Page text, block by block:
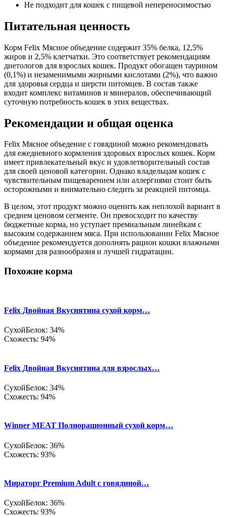
Не подходит для кошек с пищевой непереносимостью
Питательная ценность
Корм Felix Мясное объедение содержит 35% белка, 12,5%
жиров и 2,5% клетчатки. Это соответствует рекомендациям
диетологов для взрослых кошек. Продукт обогащен таурином
(0,1%) и незаменимыми жирными кислотами (2%), что важно
для здоровья сердца и шерсти питомцев. В состав также
входит комплекс витаминов и минералов, обеспечивающий
суточную потребность кошек в этих веществах.
Рекомендации и общая оценка
Felix Мясное объедение с говядиной можно рекомендовать
для ежедневного кормления здоровых взрослых кошек. Корм
имеет привлекательный вкус и удовлетворительный состав
для своей ценовой категории. Однако владельцам кошек с
чувствительным пищеварением или аллергиями стоит быть
осторожными и внимательно следить за реакцией питомца.
В целом, этот продукт можно оценить как неплохой вариант в
среднем ценовом сегменте. Он превосходит по качеству
бюджетные корма, но уступает премиальным линейкам с
высоким содержанием мяса. При использовании Felix Мясное
объедение рекомендуется дополнять рацион кошки влажными
кормами для разнообразия и лучшей гидратации.
Похожие корма
Felix Двойная Вкуснятина сухой корм…
СухойБелок: 34%
Схожесть: 94%
Felix Двойная Вкуснятина для взрослых…
СухойБелок: 34%
Схожесть: 94%
Winner MEAT Полнорационный сухой корм…
СухойБелок: 36%
Схожесть: 93%
Мираторг Premium Adult с говядиной…
СухойБелок: 36%
Схожесть: 93%